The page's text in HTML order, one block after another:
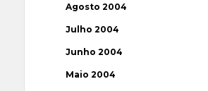
Agosto 2004
Julho 2004
Junho 2004
Maio 2004